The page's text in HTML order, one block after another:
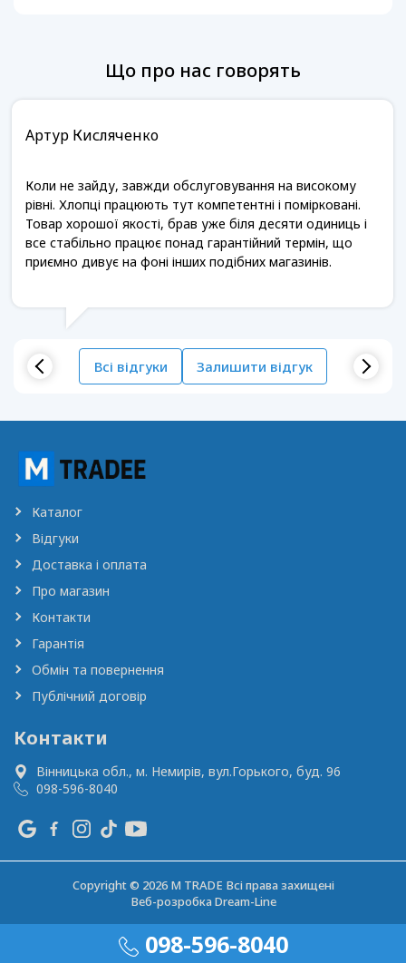
098-596-8040
Що про нас говорять
Артур Кисляченко
Коли не зайду, завжди обслуговування на високому
рівні. Хлопці працюють тут компетентні і помірковані.
Товар хорошої якості, брав уже біля десяти одиниць і
все стабільно працює понад гарантійний термін, що
приємно дивує на фоні інших подібних магазинів.
Всі відгуки Залишити відгук
Каталог
Відгуки
Доставка і оплата
Про магазин
Контакти
Гарантія
Обмін та повернення
Публічний договір
Контакти
Вінницька обл., м. Немирів, вул.Горького, буд. 96
098-596-8040
Copyright © 2026 M TRADE Всі права захищені
Веб-розробкаDream-Line